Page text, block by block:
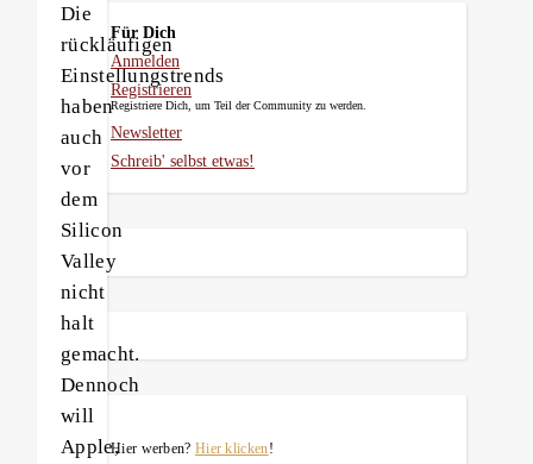
Die
rückläufigen
Einstellungstrends
haben
auch
vor
dem
Silicon
Valley
nicht
halt
gemacht.
Dennoch
will
Apple,
Für Dich
Anmelden
Registrieren
Registriere Dich, um Teil der Community zu werden.
Newsletter
Schreib' selbst etwas!
Hier werben? Hier klicken!